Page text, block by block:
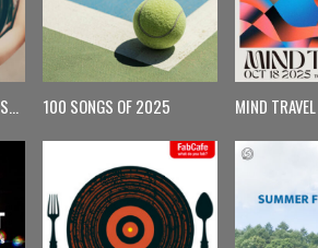
【月曜更新】Monday Spin 100 SONGS OF 2025 MIND TRAVEL